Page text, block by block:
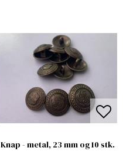
Knap - metal, 23 mm og 10 stk.